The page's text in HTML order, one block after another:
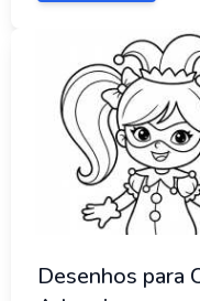
Desenhos para